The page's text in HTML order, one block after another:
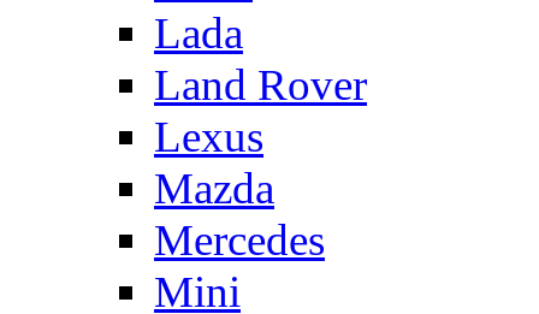
Lada
Land Rover
Lexus
Mazda
Mercedes
Mini